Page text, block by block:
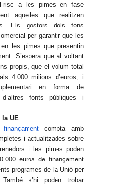
risc a les pimes en fase
aquelles que realitzen
Els gestors dels fons
per garantir que les
les pimes que presentin
S’espera que al voltant
propis, que el volum total
4.000 milions d’euros, i
en forma de
d’altres fonts públiques i
la UE
compta amb
i actualitzades sobre
i les pimes poden
euros de finançament
programes de la Unió per
s’hi poden trobar